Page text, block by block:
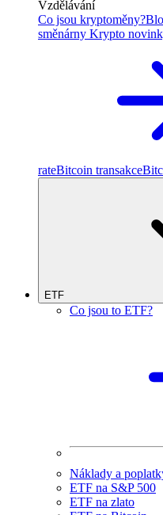
Vzdělávání
Co jsou kryptoměny?
směnárny Krypto
rateBitcoin transakce
ETF
Co jsou to ETF?
Náklady a
ETF na S&P 500
ETF na zlato